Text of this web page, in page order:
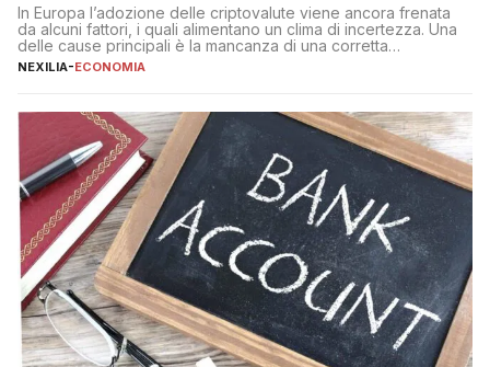
In Europa l’adozione delle criptovalute viene ancora frenata
da alcuni fattori, i quali alimentano un clima di incertezza. Una
delle cause principali è la mancanza di una corretta
educazione finanziaria, che impedisce ad una larga parte della
sulle criptovalute: […]
NEXILIA-ECONOMIA